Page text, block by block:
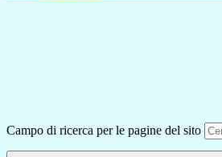
Campo di ricerca per le pagine del sito